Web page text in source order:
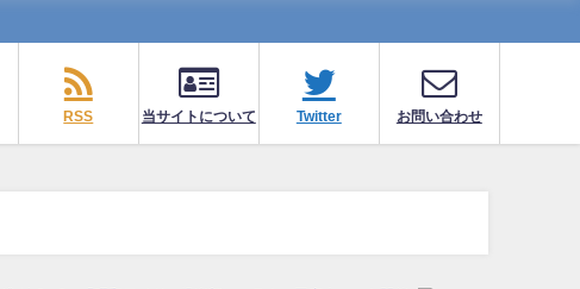
RSS 当サイトについて Twitter お問い合わせ